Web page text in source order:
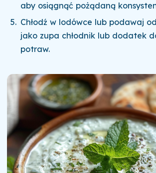
aby osiągnąć pożądaną
Chłodź w lodówce lub podawaj
jako zupa chłodnik lub dodatek
potraw.